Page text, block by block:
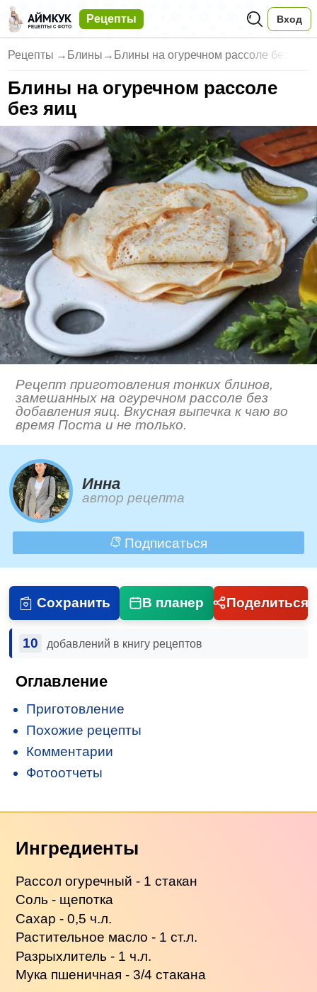
Рецепты Вход
Рецепты → Блины → Блины на огуречном рассоле без
Блины на огуречном рассоле
без яиц
Рецепт приготовления тонких блинов,
замешанных на огуречном рассоле без
добавления яиц. Вкусная выпечка к чаю во
время Поста и не только.
Инна
автор рецепта
Подписаться
Сохранить В планер Поделиться
10 добавлений в книгу рецептов
Оглавление
Приготовление
Похожие рецепты
Комментарии
Фотоотчеты
Ингредиенты
Рассол огуречный - 1 стакан
Соль - щепотка
Сахар - 0,5 ч.л.
Растительное масло - 1 ст.л.
Разрыхлитель - 1 ч.л.
Мука пшеничная - 3/4 стакана